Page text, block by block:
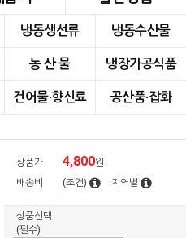
냉동생선류 냉동수산물
농 산 물 냉장가공식품
건어물·향신료 공산품·잡화
상품가 4,800원
배송비
(조건) 지역별
상품선택
(필수)